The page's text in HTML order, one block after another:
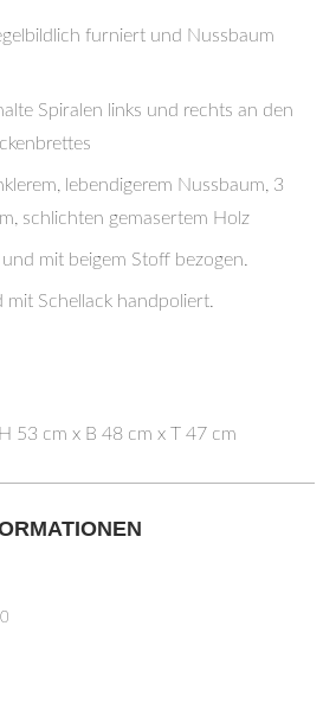
furniert und Nussbaum
Spiralen links und rechts an den
lebendigerem Nussbaum, 3
schlichten gemasertem Holz
mit beigem Stoff bezogen.
mit Schellack handpoliert.
53 cm x B 48 cm x T 47 cm